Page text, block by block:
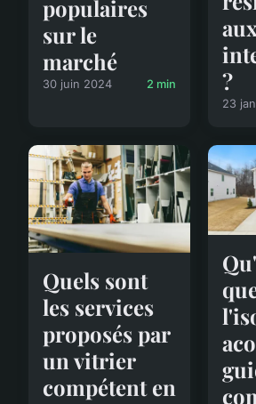
populaires
sur le
marché
30 juin 2024 2 min
aux
?
23
Quels sont
les services
proposés par
un vitrier
compétent en